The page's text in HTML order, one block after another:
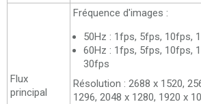
Flux
principal
Fréquence d'images :
50Hz : 1fps, 5fps, 10fps,
60Hz : 1fps, 5fps, 10fps,
30fps
Résolution : 2688 x 1520,
1296, 2048 x 1280, 1920 x